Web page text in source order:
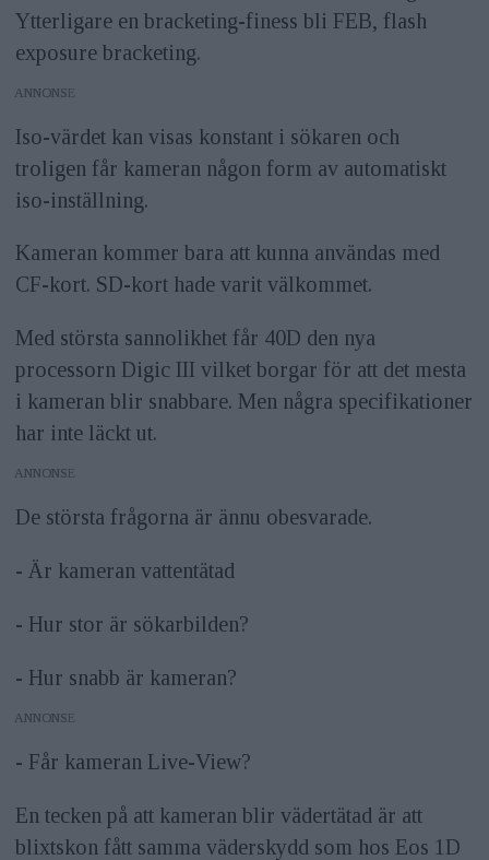
Ytterligare en bracketing-finess bli FEB, flash
exposure bracketing.
ANNONS
Iso-värdet kan visas konstant i sökaren och
troligen får kameran någon form av automatiskt
iso-inställning.
Kameran kommer bara att kunna användas med
CF-kort. SD-kort hade varit välkommet.
Med största sannolikhet får 40D den nya
processorn Digic III vilket borgar för att det mesta
i kameran blir snabbare. Men några specifikationer
har inte läckt ut.
ANNONS
De största frågorna är ännu obesvarade.
- Är kameran vattentätad
- Hur stor är sökarbilden?
- Hur snabb är kameran?
ANNONS
- Får kameran Live-View?
En tecken på att kameran blir vädertätad är att
blixtskon fått samma väderskydd som hos Eos 1D